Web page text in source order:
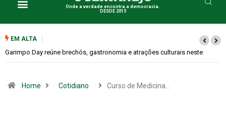
Onde a verdade encontra a democracia.
DESDE 2015
EM ALTA
Bugonia transforma paranoia e conspiração em um suspense
Home Cotidiano Curso de Medicina…